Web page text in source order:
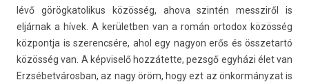
lévő görög­katolikus közösség, ahova szintén messziről is
eljárnak a hívek. A kerületb­en van a román or­todox közösség
köz­pontja is szerencsére, ahol egy nagyon erős és összetartó
közösség van. A kép­viselő hozzátette, pezsgő egyházi élet van
Erzsébet­város­ban, az nagy öröm, hogy ezt az önkormányzat is